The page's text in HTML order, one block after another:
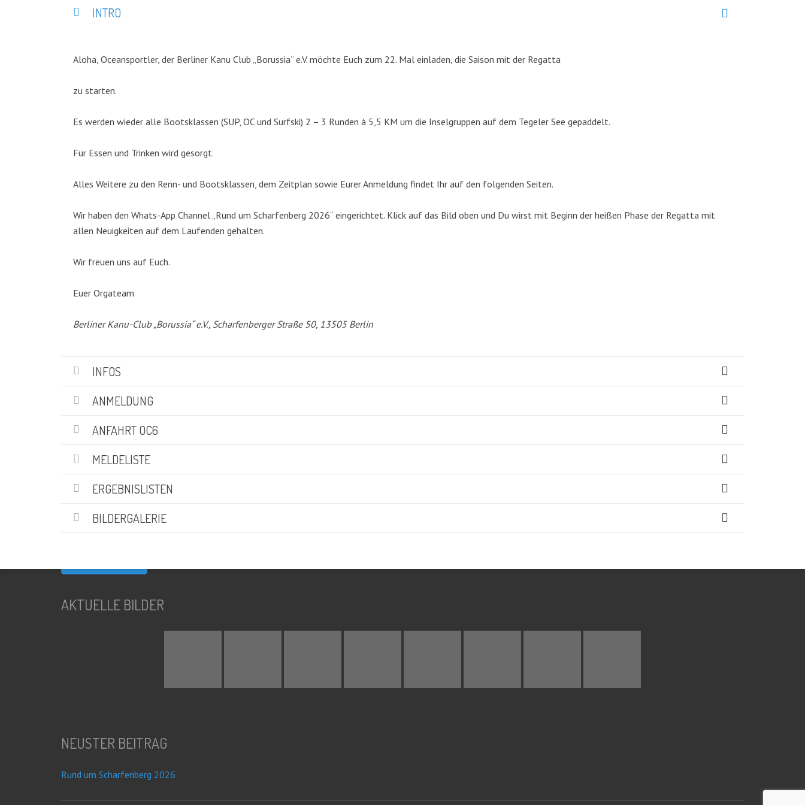
INTRO
Aloha, Oceansportler, der Berliner Kanu Club „Borussia“ e.V. möchte Euch zum 22. Mal einladen, die Saison mit der Regatta
zu starten.
Es werden wieder alle Bootsklassen (SUP, OC und Surfski) 2 – 3 Runden á 5,5 KM um die Inselgruppen auf dem Tegeler See gepaddelt.
Für Essen und Trinken wird gesorgt.
Alles Weitere zu den Renn- und Bootsklassen, dem Zeitplan sowie Eurer Anmeldung findet Ihr auf den folgenden Seiten.
Wir haben den Whats-App Channel „Rund um Scharfenberg 2026“ eingerichtet. Klick auf das Bild oben und Du wirst mit Beginn der heißen Phase der Regatta mit
allen Neuigkeiten auf dem Laufenden gehalten.
Wir freuen uns auf Euch.
Euer Orgateam
Berliner Kanu-Club „Borussia“ e.V., Scharfenberger Straße 50, 13505 Berlin
INFOS
ANMELDUNG
ANFAHRT OC6
MELDELISTE
ERGEBNISLISTEN
BILDERGALERIE
KATEGORIEN
Abteilungen (5)
Kanadier(6)
Kanu-Rennsport
Kids – Teens (10)
Social Marketing(1)
Wir über uns (19)
SUCHE
Suchen
AKTUELLE BILDER
NEUSTER BEITRAG
Rund um Scharfenberg 2026